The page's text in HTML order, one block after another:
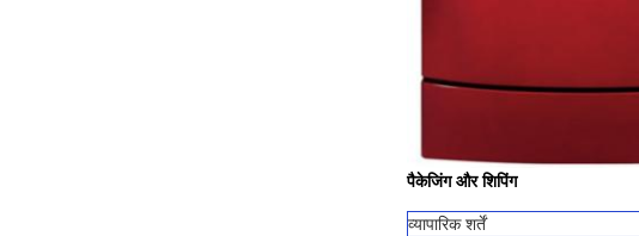
पैकेजिंग और शिपिंग
व्यापारिक शर्तें